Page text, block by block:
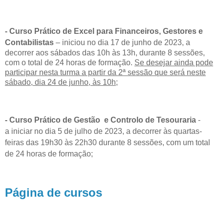
- Curso Prático de Excel para Financeiros, Gestores e
Contabilistas – iniciou no dia 17 de junho de 2023, a
decorrer aos sábados das 10h às 13h, durante 8 sessões,
com o total de 24 horas de formação. Se desejar ainda pode
participar nesta turma a partir da 2ª sessão que será neste
sábado, dia 24 de junho, às 10h;
- Curso Prático de Gestão e Controlo de Tesouraria -
a iniciar no dia 5 de julho de 2023, a decorrer às quartas-
feiras das 19h30 às 22h30 durante 8 sessões, com um total
de 24 horas de formação;
Página de cursos